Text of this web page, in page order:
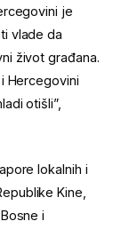
je
vlade da
život građana.
Hercegovini
otišli”,
lokalnih i
Kine,
i